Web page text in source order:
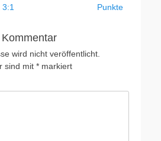
Punkte
wird nicht veröffentlicht.
sind mit * markiert